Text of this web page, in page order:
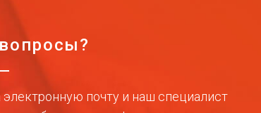
почту и наш специалист